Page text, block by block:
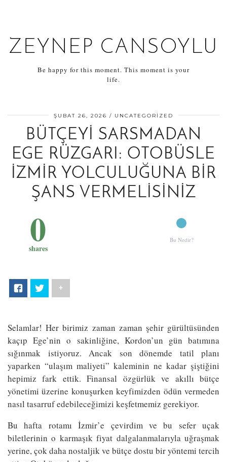
ZEYNEP CANSOYLU
Be happy for this moment. This moment is your
life.
ŞUBAT 26, 2026 UNCATEGORIZED
BÜTÇEYI SARSMADAN
EGE RÜZGARI: OTOBÜSLE
İZMIR YOLCULUĞUNA BIR
ŞANS VERMELISINIZ
0
shares
+
Bu Nedir?
Selamlar! Her birimiz zaman zaman şehir gürültüsünden
kaçıp Ege’nin o sakinliğine, Kordon’un gün batımına
sığınmak istiyoruz. Ancak son dönemde tatil planı
yaparken “ulaşım maliyeti” kaleminin ne kadar şiştiğini
hepimiz fark ettik. Finansal özgürlük ve akıllı bütçe
yönetimi üzerine konuşurken keyfimizden ödün vermeden
nasıl tasarruf edebileceğimizi keşfetmemiz gerekiyor.
Bu hafta rotamı İzmir’e çevirdim ve bu sefer uçak
biletlerinin o karmaşık fiyat dalgalanmalarıyla uğraşmak
yerine, çok daha nostaljik ve bütçe dostu bir yöntemi tercih